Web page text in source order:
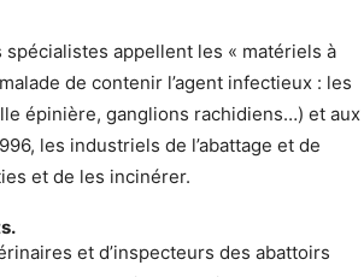
appellent les « matériels à
de contenir l’agent infectieux : les
épinière, ganglions rachidiens…) et aux
les industriels de l’abattage et de
et de les incinérer.
et d’inspecteurs des abattoirs